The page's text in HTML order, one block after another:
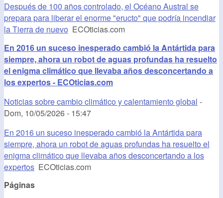
Después de 100 años controlado, el Océano Austral se
prepara para liberar el enorme "eructo" que podría incendiar
la Tierra de nuevo ECOticias.com
En 2016 un suceso inesperado cambió la Antártida para
siempre, ahora un robot de aguas profundas ha resuelto
el enigma climático que llevaba años desconcertando a
los expertos - ECOticias.com
Noticias sobre cambio climático y calentamiento global -
Dom, 10/05/2026 - 15:47
En 2016 un suceso inesperado cambió la Antártida para
siempre, ahora un robot de aguas profundas ha resuelto el
enigma climático que llevaba años desconcertando a los
expertos ECOticias.com
Páginas